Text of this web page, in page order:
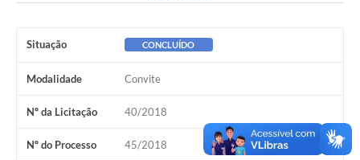
Estudantes
Pareceres do TCESP
Diário Oficial
Ouvidoria
Situação CONCLUÍDO
Modalidade Convite
Nº da Licitação 40/2018
Nº do Processo 45/2018